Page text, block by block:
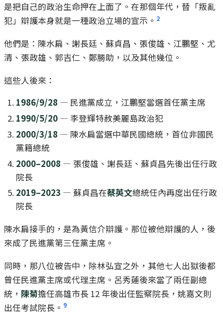
是把自己的政治生命押在上面了。在那個年代，替「叛亂
犯」辯護本身就是一種政治立場的宣示。 2
他們是：陳水扁、謝長廷、蘇貞昌、張俊雄、江鵬堅、尤
清、張政雄、郭吉仁、鄭勝助，以及其他幾位。
這些人後來：
1986/9/28 — 民進黨成立，江鵬堅當選首任黨主席
1990/5/20 — 李登輝特赦美麗島政治犯
2000/3/18 — 陳水扁當選中華民國總統，首位非國民
黨籍總統
2000–2008 — 張俊雄、謝長廷、蘇貞昌先後出任行政
院長
2019–2023 — 蘇貞昌在蔡英文總統任內再度出任行政
院長
陳水扁接手的，是為黃信介辯護。那位被他辯護的人，後
來成了民進黨第三任黨主席。
同時，那八位被告中，除林弘宣之外，其他七人出獄後都
曾任民進黨主席或代理主席。呂秀蓮後來當了兩任副總
統， 陳菊擔任高雄市長 12 年後出任監察院長，姚嘉文則
出任考試院長。 9